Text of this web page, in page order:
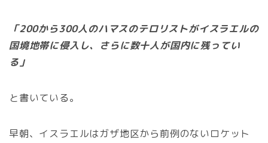
「200から300人のハマスのテロリストがイスラエルの
国境地帯に侵入し、さらに数十人が国内に残ってい
る」
と書いている。
早朝、イスラエルはガザ地区から前例のないロケット